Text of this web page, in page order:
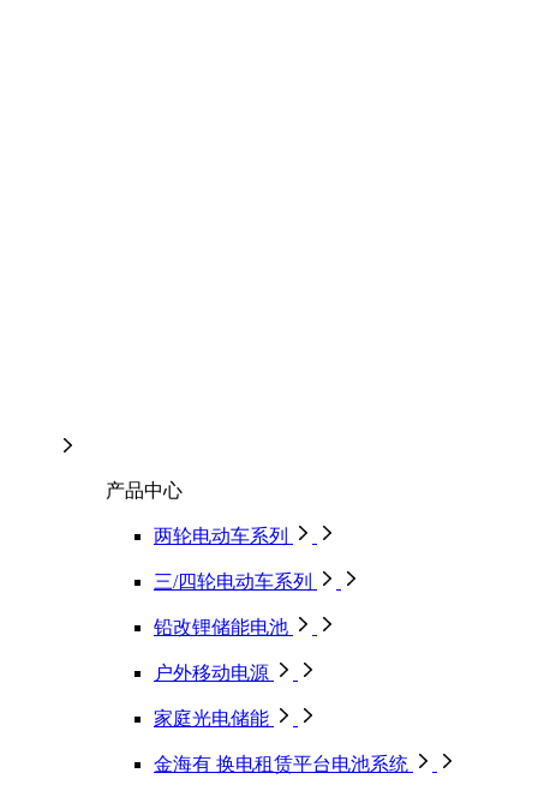
产品中心
两轮电动车系列
三/四轮电动车系列
铅改锂储能电池
户外移动电源
家庭光电储能
金海有 换电租赁平台电池系统